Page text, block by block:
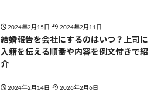
2024年2月15日 2024年2月11日
結婚報告を会社にするのはいつ？上司に
入籍を伝える順番や内容を例文付きで紹
介
2024年2月14日 2026年2月6日